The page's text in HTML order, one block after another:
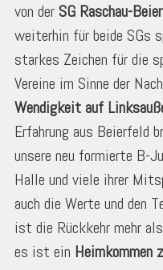
von derSG Raschau-
weiterhin für beide SGs
starkes Zeichen für die
Vereine im Sinne der
Wendigkeit auf
Erfahrung aus Beierfeld
unsere neu formierte B-
Halle und viele ihrer
auch die Werte und den
ist die Rückkehr mehr
es ist ein Heimkommen